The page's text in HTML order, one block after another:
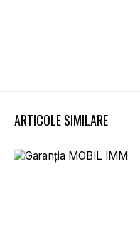
ARTICOLE SIMILARE